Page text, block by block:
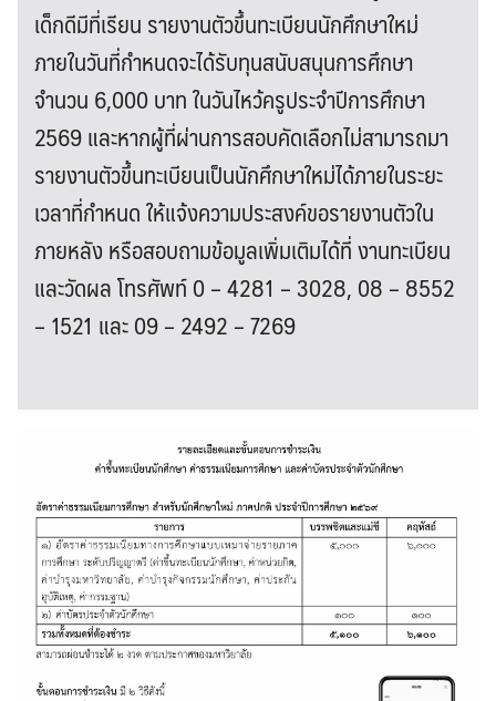
เด็กดีมีที่เรียน รายงานตัวขึ้นทะเบียนนักศึกษาใหม่
ภายในวันที่กำหนดจะได้รับทุนสนับสนุนการศึกษา
จำนวน 6,000 บาท ในวันไหว้ครูประจำปีการศึกษา
2569 และหากผู้ที่ผ่านการสอบคัดเลือกไม่สามารถมา
รายงานตัวขึ้นทะเบียนเป็นนักศึกษาใหม่ได้ภายในระยะ
เวลาที่กำหนด ให้แจ้งความประสงค์ขอรายงานตัวใน
ภายหลัง หรือสอบถามข้อมูลเพิ่มเติมได้ที่ งานทะเบียน
และวัดผล โทรศัพท์ 0 – 4281 – 3028, 08 – 8552
– 1521 และ 09 – 2492 – 7269